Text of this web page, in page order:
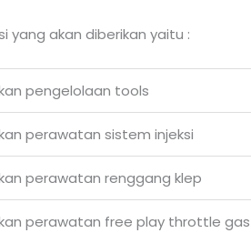
yang akan diberikan yaitu :
pengelolaan tools
perawatan sistem injeksi
perawatan renggang klep
perawatan free play throttle gas